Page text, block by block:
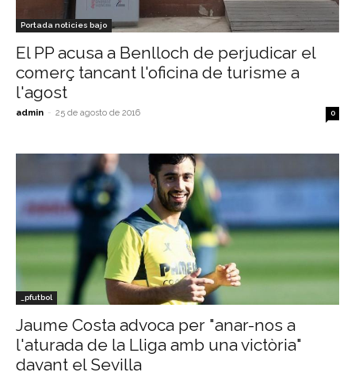
Portada noticies bajo
El PP acusa a Benlloch de perjudicar el
comerç tancant l'oficina de turisme a
l'agost
admin - 25 de agosto de 2016 0
_pfutbol
Jaume Costa advoca per "anar-nos a
l'aturada de la Lliga amb una victòria"
davant el Sevilla